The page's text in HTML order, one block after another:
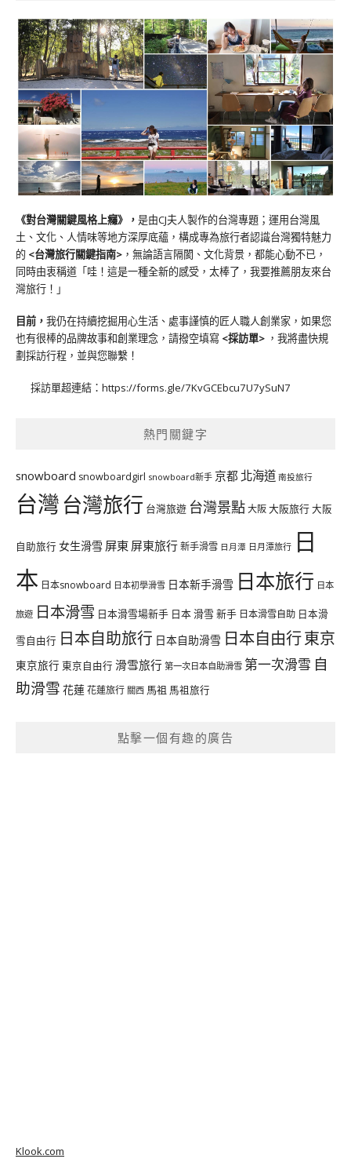
《對台灣關鍵風格上癮》 ， 是由CJ夫人製作的台灣專題；運用台灣風
土、文化、人情味等地方深厚底蘊，構成專為旅行者認識台灣獨特魅力
的 <台灣旅行關鍵指南> ，無論語言隔閡、文化背景，都能心動不已，
同時由衷稱道「哇！這是一種全新的感受，太棒了，我要推薦朋友來台
灣旅行！」
目前， 我仍在持續挖掘用心生活、處事謹慎的匠人職人創業家，如果您
也有很棒的品牌故事和創業理念，請撥空填寫 <採訪單> ，我將盡快規
劃採訪行程，並與您聯繫！
採訪單超連結： https://forms.gle/7KvGCEbcu7U7ySuN7
熱門關鍵字
snowboard snowboardgirl snowboard新手 京都 北海道 南投旅行
台灣台灣旅行 台灣旅遊 台灣景點大阪大阪旅行大阪
自助旅行 女生滑雪 屏東 屏東旅行新手滑雪 日月潭 日月潭旅行 日
本 日本snowboard 日本初學滑雪 日本新手滑雪 日本旅行 日本
旅遊 日本滑雪 日本滑雪場新手 日本 滑雪 新手 日本滑雪自助 日本滑
雪自由行 日本自助旅行 日本自助滑雪 日本自由行東京
東京旅行 東京自由行 滑雪旅行 第一次日本自助滑雪 第一次滑雪 自
助滑雪 花蓮花蓮旅行 關西 馬祖 馬祖旅行
點擊一個有趣的廣告
Klook.com